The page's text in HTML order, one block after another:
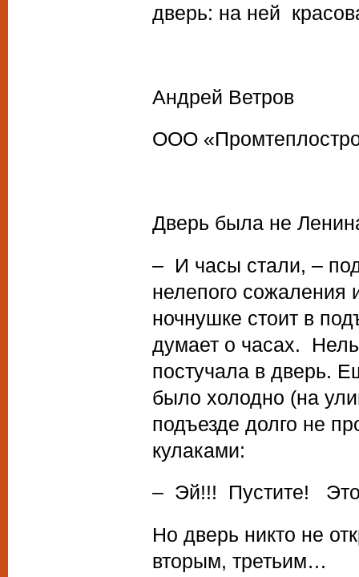
дверь: на ней
Андрей Ветров
ООО
Дверь была не
– И часы стали, –
нелепого сожаления
ночнушке стоит в
думает о часах.
постучала в дверь.
было холодно (на
подъезде долго не
кулаками:
– Эй!!! Пустите!
Но дверь никто не
вторым, третьим…